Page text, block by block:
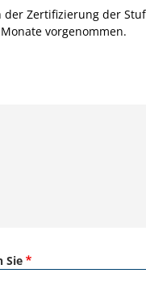
der Zertifizierung der
vorgenommen.
Sie